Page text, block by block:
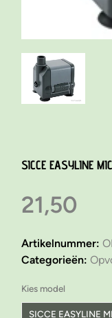
SICCE EASYLINE
21,50
Artikelnummer:
Categorieën:
Kies model
SICCE EASYLINE